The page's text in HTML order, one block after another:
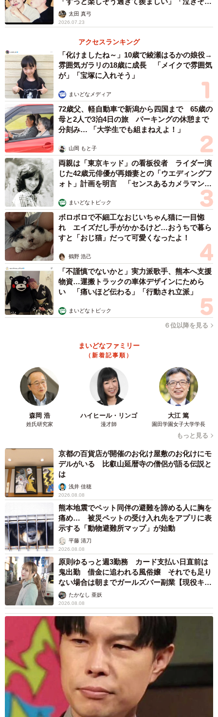
になった」
太田 真弓
2026.07.23
アクセスランキング
「化けましたね～」10歳で綾瀬はるかの娘役→
雰囲気ガラリの18歳に成長 「メイクで雰囲気
が」「宝塚に入れそう」
まいどなメディア
72歳父、軽自動車で新潟から四国まで 65歳の
母と2人で3泊4日の旅 パーキングの休憩まで
分刻み… 「大学生でも組まねえよ！」
山岡 もと子
両親は「東京キッド」の看板役者 ライダー演
じた42歳元俳優が再婚妻との「ウエディングフ
ォト」計画を明言 「センスあるカメラマン求
まいどなトピック
ボロボロで不細工なおじいちゃん猫に一目惚
れ エイズだし手がかかるけど…おうちで暮ら
すと「おじ猫」だって可愛くなったよ！
鶴野 浩己
「不謹慎でないかと」実力派歌手、熊本へ支援
物資…運搬トラックの車体デザインにためら
い 「痛いほど伝わる」「行動され立派」
まいどなトピック
６位以降を見る
まいどなファミリー
（新着記事順）
森岡 浩
姓氏研究家
ハイヒール・リンゴ
漫才師
大江 篤
園田学園女子大学学長
もっと見る
京都の百貨店が開催のお化け屋敷のお化けにモ
デルがいる 比叡山延暦寺の僧侶が語る伝説と
は
浅井 佳穂
2026.08.08
熊本地震でペット同伴の避難を諦める人に胸を
痛め… 被災ペットの受け入れ先をアプリに表
示する「動物避難所マップ」が始動
平藤 清刀
2026.08.08
原則ゆるっと週3勤務 カード支払い日直前は
鬼出勤 借金に追われる風俗嬢 それでも足り
ない場合は朝までガールズバー副業【現役キャ
ストに取材】
たかなし 亜妖
2026.08.08